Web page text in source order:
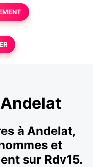
à Andelat,
et
sur Rdv15.